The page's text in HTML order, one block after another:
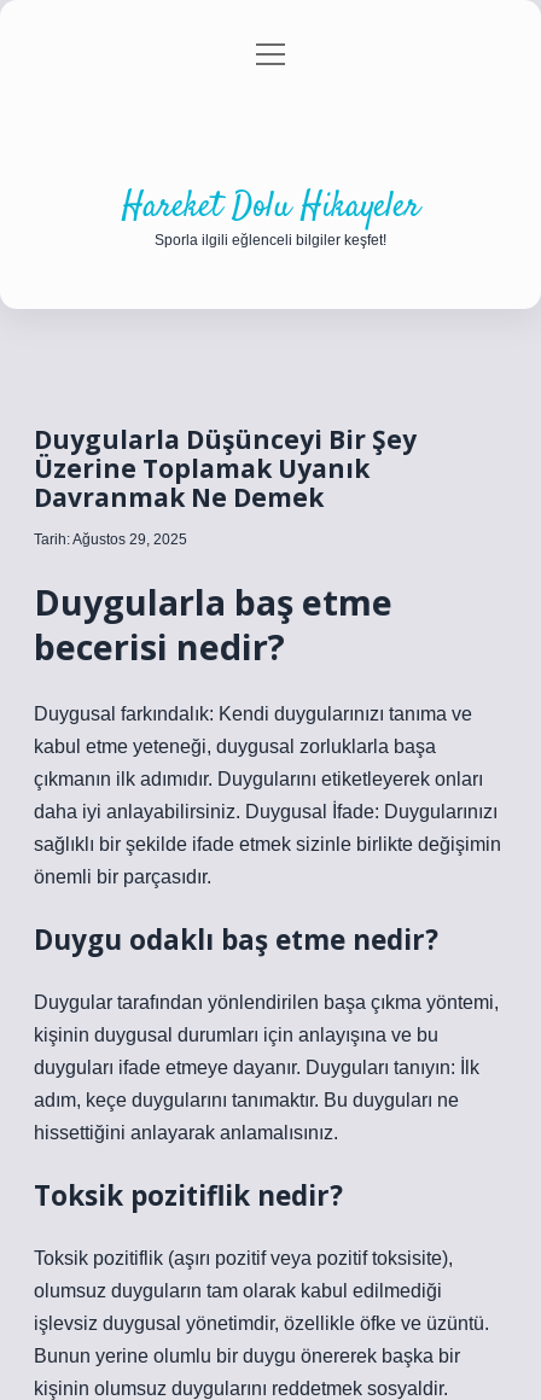
Gizlilik Politikası
menüyü
Hareket Dolu Hikayeler
Sporla ilgili eğlenceli bilgiler keşfet!
Duygularla Düşünceyi Bir Şey
Üzerine Toplamak Uyanık
Davranmak Ne Demek
Tarih: Ağustos 29, 2025
Duygularla baş etme
becerisi nedir?
Duygusal farkındalık: Kendi duygularınızı tanıma ve
kabul etme yeteneği, duygusal zorluklarla başa
çıkmanın ilk adımıdır. Duygularını etiketleyerek onları
daha iyi anlayabilirsiniz. Duygusal İfade: Duygularınızı
sağlıklı bir şekilde ifade etmek sizinle birlikte değişimin
önemli bir parçasıdır.
Duygu odaklı baş etme nedir?
Duygular tarafından yönlendirilen başa çıkma yöntemi,
kişinin duygusal durumları için anlayışına ve bu
duyguları ifade etmeye dayanır. Duyguları tanıyın: İlk
adım, keçe duygularını tanımaktır. Bu duyguları ne
hissettiğini anlayarak anlamalısınız.
Toksik pozitiflik nedir?
Toksik pozitiflik (aşırı pozitif veya pozitif toksisite),
olumsuz duyguların tam olarak kabul edilmediği
işlevsiz duygusal yönetimdir, özellikle öfke ve üzüntü.
Bunun yerine olumlu bir duygu önererek başka bir
kişinin olumsuz duygularını reddetmek sosyaldir.